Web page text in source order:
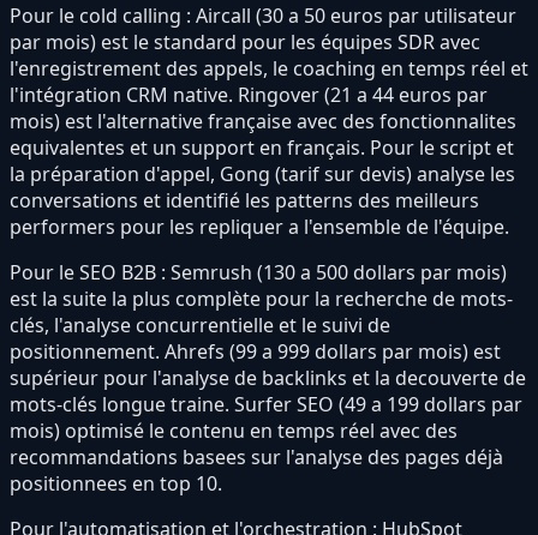
Pour le cold calling : Aircall (30 a 50 euros par utilisateur
par mois) est le standard pour les équipes SDR avec
l'enregistrement des appels, le coaching en temps réel et
l'intégration CRM native. Ringover (21 a 44 euros par
mois) est l'alternative française avec des fonctionnalites
equivalentes et un support en français. Pour le script et
la préparation d'appel, Gong (tarif sur devis) analyse les
conversations et identifié les patterns des meilleurs
performers pour les repliquer a l'ensemble de l'équipe.
Pour le SEO B2B : Semrush (130 a 500 dollars par mois)
est la suite la plus complète pour la recherche de mots-
clés, l'analyse concurrentielle et le suivi de
positionnement. Ahrefs (99 a 999 dollars par mois) est
supérieur pour l'analyse de backlinks et la decouverte de
mots-clés longue traine. Surfer SEO (49 a 199 dollars par
mois) optimisé le contenu en temps réel avec des
recommandations basees sur l'analyse des pages déjà
positionnees en top 10.
Pour l'automatisation et l'orchestration : HubSpot